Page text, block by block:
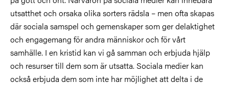
utsatthet och orsaka olika sorters rädsla – men ofta skapas
där sociala samspel och gemenskaper som ger delaktighet
och engagemang för andra människor och för vårt
samhälle. I en kristid kan vi gå samman och erbjuda hjälp
och resurser till dem som är utsatta. Sociala medier kan
också erbjuda dem som inte har möjlighet att delta i de